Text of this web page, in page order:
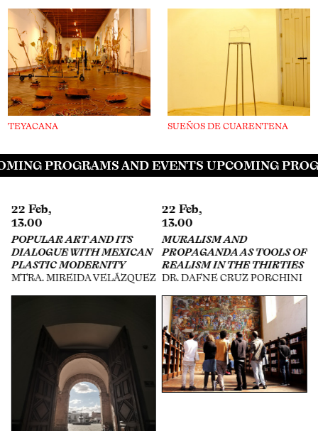
TEYACANA SUEÑOS DE CUARENTENA
PROGRAMS AND EVENTS UPCOMING
22 Feb,
13.00
MURALISM AND
PROPAGANDA AS TOOLS OF
REALISM IN THE THIRTIES
DR. DAFNE CRUZ PORCHINI
29 Apr,
16.00
EXHIBITION STRATEGIES
ON THE INTERNET
GABY CEPEDA, CANEK
ZAPATA, ESTEBAN KING